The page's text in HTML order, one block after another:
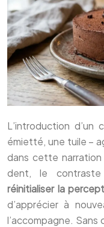
L’introduction
émietté, une tuile –
dans cette narration
dent, le
réinitialiser la
d’apprécier à
l’accompagne. Sans